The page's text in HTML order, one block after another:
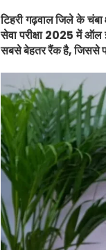
टिहरी गढ़वाल जिले के
सेवा परीक्षा 2025 में ऑल
सबसे बेहतर रैंक है, जिससे